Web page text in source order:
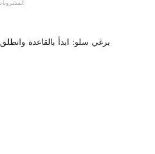
برغي سلو: ابدأ بالقاعدة